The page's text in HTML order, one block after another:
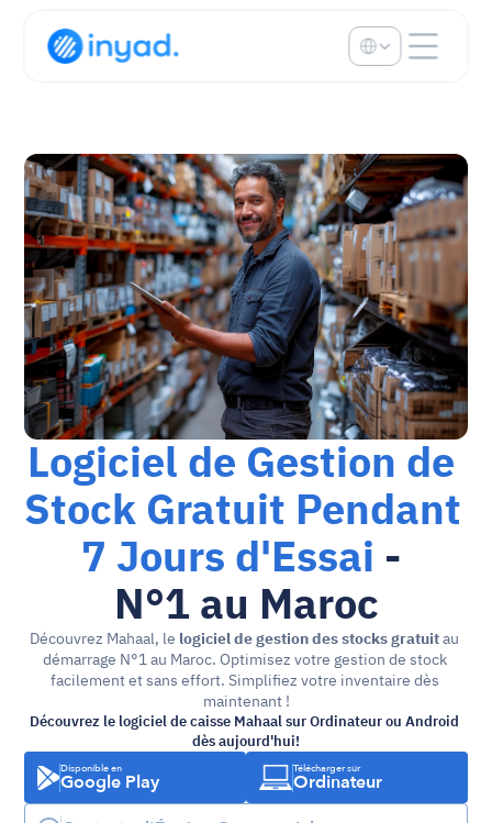
Logiciel de Gestion de
Stock Gratuit Pendant
7 Jours d'Essai -
N°1 au Maroc
Découvrez Mahaal, le logiciel de gestion des stocks gratuit au
démarrage N°1 au Maroc. Optimisez votre gestion de stock
facilement et sans effort. Simplifiez votre inventaire dès
maintenant !
Découvrez le logiciel de caisse Mahaal sur Ordinateur ou Android
dès aujourd'hui!
Disponible en
Google Play
Télécharger sur
Ordinateur
Select Language